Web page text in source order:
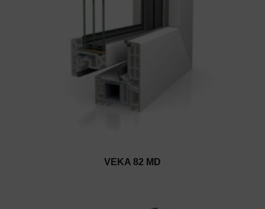
VEKA 82 MD